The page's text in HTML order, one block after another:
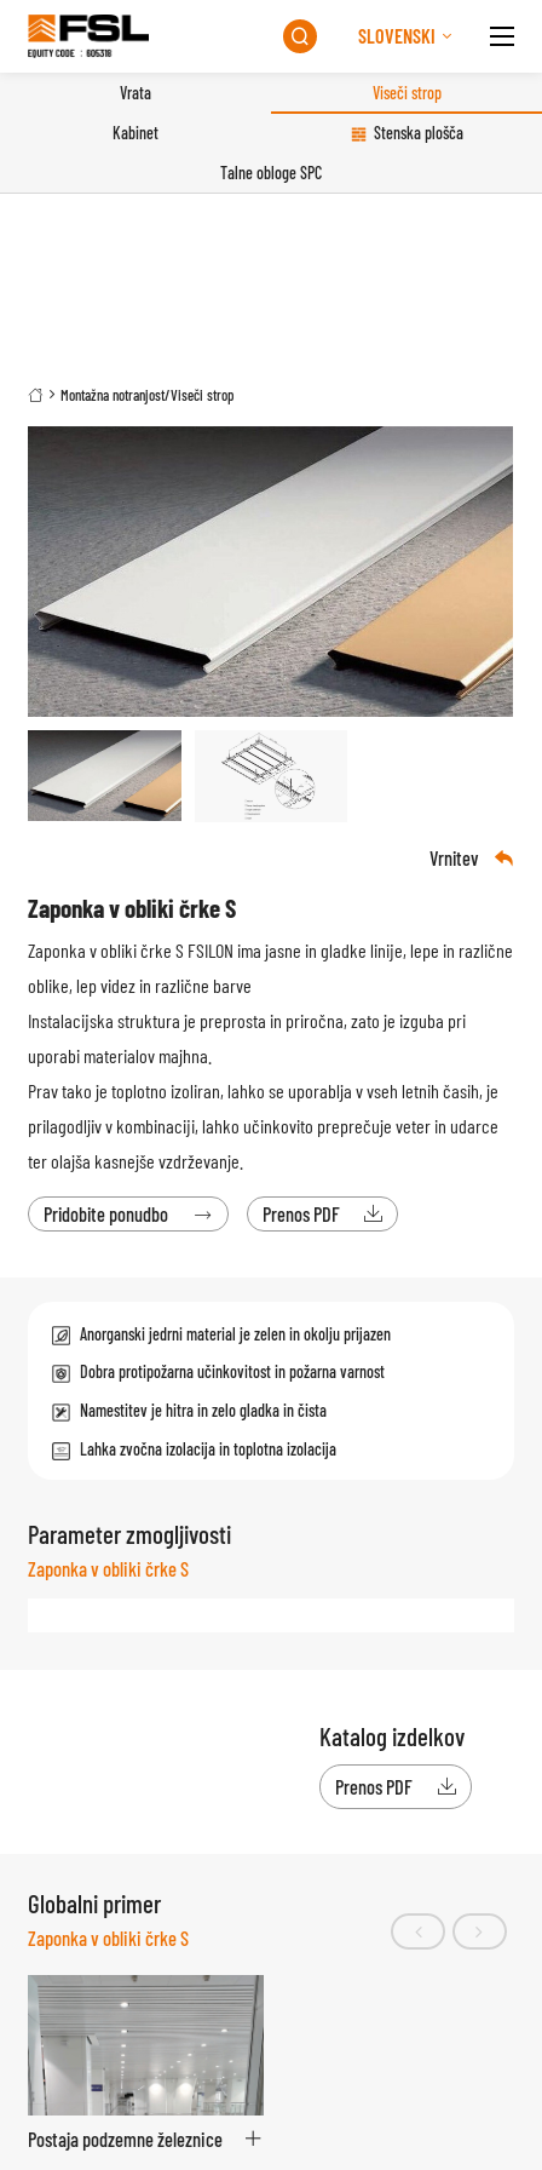
 SLOVENSKI
Vrata
Viseči strop
Kabinet
Stenska plošča
Talne obloge SPC
 Montažna notranjost/Viseči strop
Vrnitev 
Zaponka v obliki črke S
Zaponka v obliki črke S FSILON ima jasne in gladke linije, lepe in različne
oblike, lep videz in različne barve
Instalacijska struktura je preprosta in priročna, zato je izguba pri
uporabi materialov majhna.
Prav tako je toplotno izoliran, lahko se uporablja v vseh letnih časih, je
prilagodljiv v kombinaciji, lahko učinkovito preprečuje veter in udarce
ter olajša kasnejše vzdrževanje.
Pridobite ponudbo  Prenos PDF 
Anorganski jedrni material je zelen in okolju prijazen
Dobra protipožarna učinkovitost in požarna varnost
Namestitev je hitra in zelo gladka in čista
Lahka zvočna izolacija in toplotna izolacija
Parameter zmogljivosti
Zaponka v obliki črke S
Katalog izdelkov
Prenos PDF 
Globalni primer
Zaponka v obliki črke S
Postaja podzemne železnice